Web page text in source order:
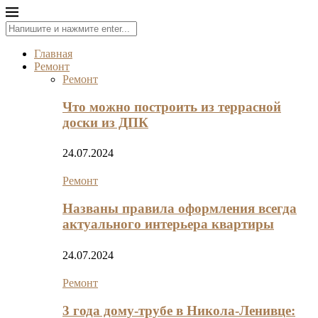
Главная
Ремонт
Ремонт
Что можно построить из террасной
доски из ДПК
24.07.2024
Ремонт
Названы правила оформления всегда
актуального интерьера квартиры
24.07.2024
Ремонт
3 года дому-трубе в Никола-Ленивце: